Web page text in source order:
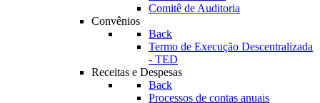
Comitê de Auditoria
Convênios
Back
Termo de Execução Descentralizada
- TED
Receitas e Despesas
Back
Processos de contas anuais